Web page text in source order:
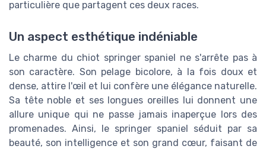
particulière que partagent ces deux races.
Un aspect esthétique indéniable
Le charme du chiot springer spaniel ne s'arrête pas à
son caractère. Son pelage bicolore, à la fois doux et
dense, attire l'œil et lui confère une élégance naturelle.
Sa tête noble et ses longues oreilles lui donnent une
allure unique qui ne passe jamais inaperçue lors des
promenades. Ainsi, le springer spaniel séduit par sa
beauté, son intelligence et son grand cœur, faisant de